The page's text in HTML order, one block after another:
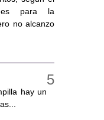
es para la
no alcanzo
hay un